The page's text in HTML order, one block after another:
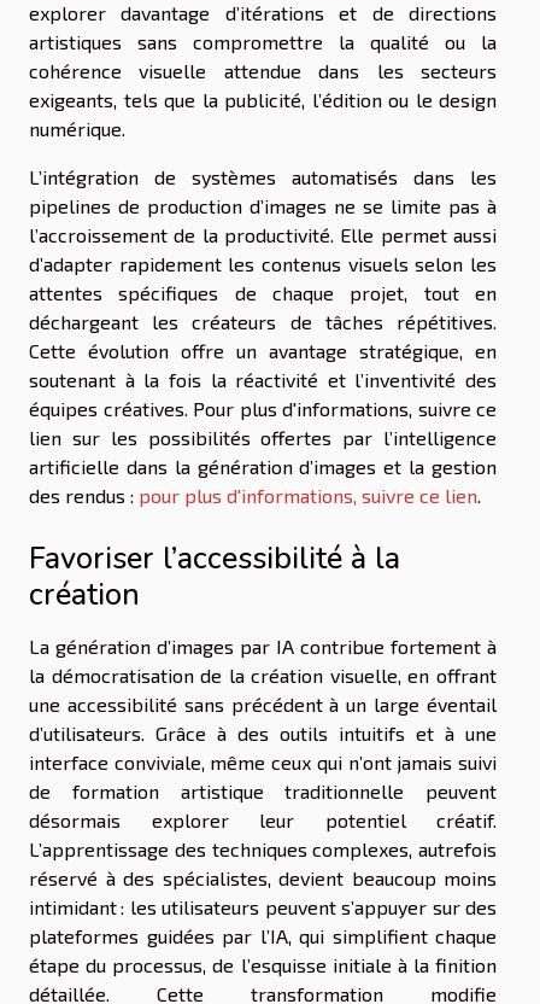
explorer davantage d’itérations et de directions
artistiques sans compromettre la qualité ou la
cohérence visuelle attendue dans les secteurs
exigeants, tels que la publicité, l’édition ou le design
numérique.
L’intégration de systèmes automatisés dans les
pipelines de production d’images ne se limite pas à
l’accroissement de la productivité. Elle permet aussi
d’adapter rapidement les contenus visuels selon les
attentes spécifiques de chaque projet, tout en
déchargeant les créateurs de tâches répétitives.
Cette évolution offre un avantage stratégique, en
soutenant à la fois la réactivité et l’inventivité des
équipes créatives. Pour plus d'informations, suivre ce
lien sur les possibilités offertes par l’intelligence
artificielle dans la génération d’images et la gestion
des rendus : pour plus d'informations, suivre ce lien.
Favoriser l’accessibilité à la
création
La génération d’images par IA contribue fortement à
la démocratisation de la création visuelle, en offrant
une accessibilité sans précédent à un large éventail
d’utilisateurs. Grâce à des outils intuitifs et à une
interface conviviale, même ceux qui n’ont jamais suivi
de formation artistique traditionnelle peuvent
désormais explorer leur potentiel créatif.
L’apprentissage des techniques complexes, autrefois
réservé à des spécialistes, devient beaucoup moins
intimidant : les utilisateurs peuvent s’appuyer sur des
plateformes guidées par l’IA, qui simplifient chaque
étape du processus, de l’esquisse initiale à la finition
détaillée. Cette transformation modifie